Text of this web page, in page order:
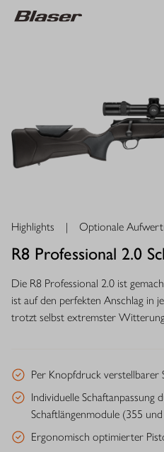
Highlights | Optionale
R8 Professional 2.0
Die R8 Professional 2.0 ist
ist auf den perfekten Anschlag in
trotzt selbst extremster
Per Knopfdruck verstellbarer
Individuelle Schaftanpassung
Schaftlängenmodule (355
Ergonomisch optimierter